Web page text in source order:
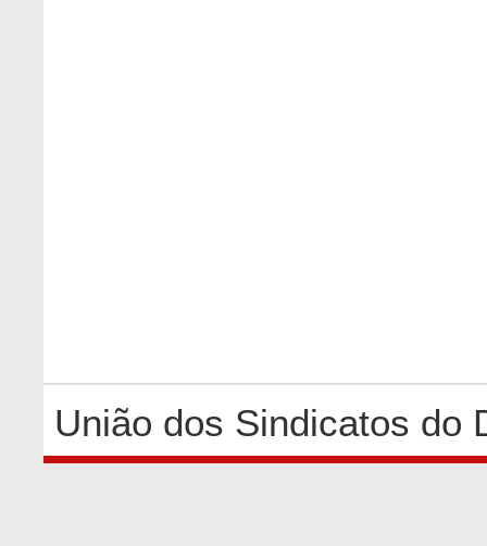
União dos Sindicatos do